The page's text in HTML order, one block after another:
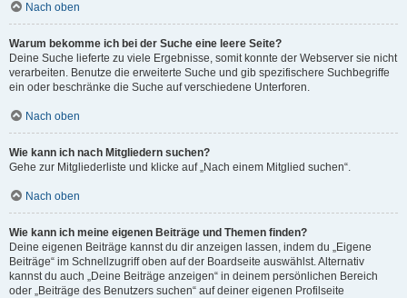
Nach oben
Warum bekomme ich bei der Suche eine leere Seite?
Deine Suche lieferte zu viele Ergebnisse, somit konnte der Webserver sie nicht
verarbeiten. Benutze die erweiterte Suche und gib spezifischere Suchbegriffe
ein oder beschränke die Suche auf verschiedene Unterforen.
Nach oben
Wie kann ich nach Mitgliedern suchen?
Gehe zur Mitgliederliste und klicke auf „Nach einem Mitglied suchen“.
Nach oben
Wie kann ich meine eigenen Beiträge und Themen finden?
Deine eigenen Beiträge kannst du dir anzeigen lassen, indem du „Eigene
Beiträge“ im Schnellzugriff oben auf der Boardseite auswählst. Alternativ
kannst du auch „Deine Beiträge anzeigen“ in deinem persönlichen Bereich
oder „Beiträge des Benutzers suchen“ auf deiner eigenen Profilseite